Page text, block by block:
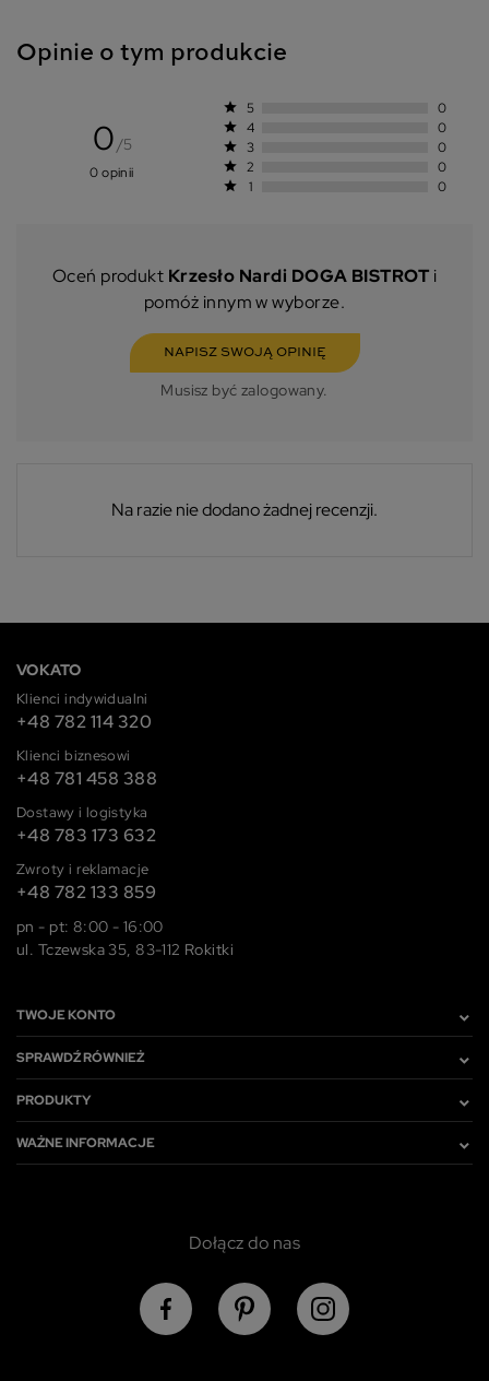
Opinie o tym produkcie
0/5
0 opinii
star 5 0
star 4 0
star 3 0
star 2 0
star 1 0
Oceń produkt Krzesło Nardi DOGA BISTROT i
pomóż innym w wyborze.
NAPISZ SWOJĄ OPINIĘ
Musisz być zalogowany.
Na razie nie dodano żadnej recenzji.
VOKATO
Klienci indywidualni
+48 782 114 320
Klienci biznesowi
+48 781 458 388
Dostawy i logistyka
+48 783 173 632
Zwroty i reklamacje
+48 782 133 859
pn - pt: 8:00 - 16:00
ul. Tczewska 35, 83-112 Rokitki
TWOJE KONTO
SPRAWDŹ RÓWNIEŻ
PRODUKTY
WAŻNE INFORMACJE
Dołącz do nas